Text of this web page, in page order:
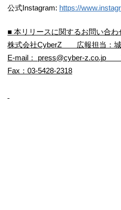
公式Instagram: https://
■ 本リリースに関するお問い合わ
株式会社CyberZ 広報担当：
E-mail： press@cyber-
Fax：03-5428-2318